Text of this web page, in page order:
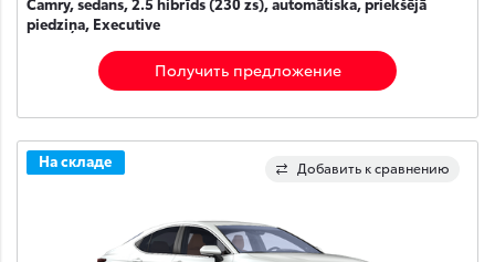
piedziņa, Executive
Получить предложение
Добавить к сравнению
На складе